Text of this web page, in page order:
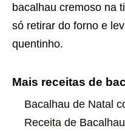
bacalhau cremoso na
só retirar do forno e
quentinho.
Mais receitas de
Bacalhau de Natal
Receita de